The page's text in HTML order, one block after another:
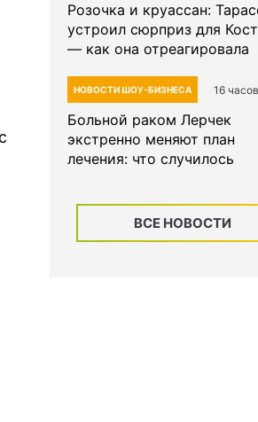
Розочка и круассан:
устроил сюрприз для
— как она отреагировала
НОВОСТИ ШОУ-БИЗНЕСА 16
Больной раком Лерчек
экстренно меняют план
лечения: что случилось
ВСЕ НОВОСТИ